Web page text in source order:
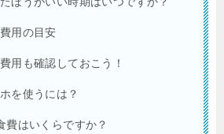
用の目安
用も確認しておこう！
を使うには？
費はいくらですか？